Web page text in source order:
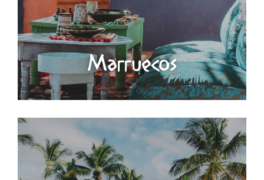
Marruecos